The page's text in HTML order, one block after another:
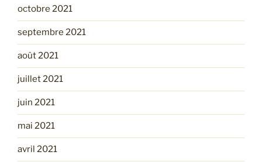
octobre 2021
septembre 2021
août 2021
juillet 2021
juin 2021
mai 2021
avril 2021